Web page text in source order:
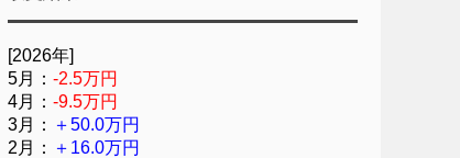
[2026年]
5月： -2.5万円
4月： -9.5万円
3月： ＋50.0万円
2月： ＋16.0万円